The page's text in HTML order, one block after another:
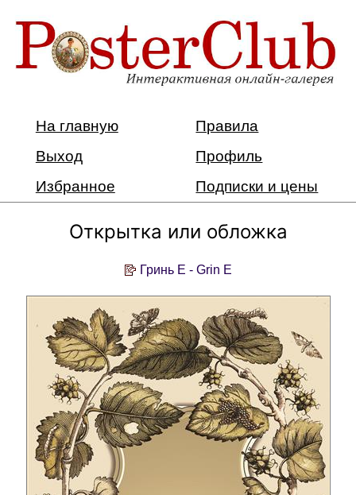
На главную
Правила
Выход
Профиль
Избранное
Подписки и цены
Открытка или обложка
Гринь Е - Grin E